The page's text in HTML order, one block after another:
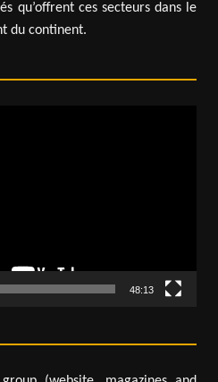
qu’offrent ces secteurs dans le
du continent.
48:13